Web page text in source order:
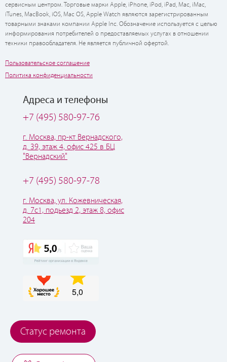
сервисным центром. Торговые марки Apple, iPhone, iPod, iPad, Mac, iMac,
iTunes, MacBook, iOS, Mac OS, Apple Watch являются зарегистрированным
товарными знаками компании Apple Inc. Обозначение используется с целью
информирования потребителей о предоставляемых услугах в отношении
техники правообладателя. Не является публичной офертой.
Пользовательское соглашение
Политика конфиденциальности
Адреса и телефоны
+7 (495) 580-97-76
г. Москва, пр-кт Вернадского,
д. 39, этаж 4, офис 425 в БЦ
"Вернадский"
+7 (495) 580-97-78
г. Москва, ул. Кожевническая,
д. 7с1, подьезд 2, этаж 8, офис
204
Статус ремонта